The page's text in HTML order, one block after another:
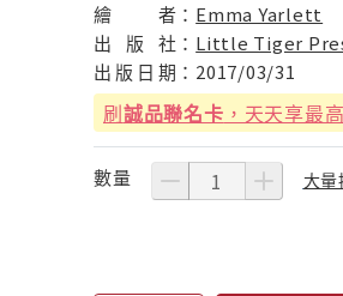
繪
者： Emma Yarlett
出
版 社： Little Tiger
出 版 日 期： 2017/03/31
刷誠品聯名卡 ，天天享最
數量 大量